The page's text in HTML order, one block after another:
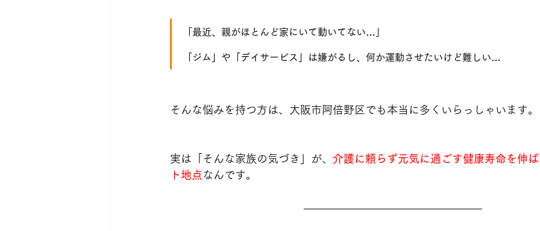
「最近、親がほとんど家にいて動いてない…」
「ジム」や「デイサービス」は嫌がるし、何か運動させたいけど難しい…
そんな悩みを持つ方は、大阪市阿倍野区でも本当に多くいらっしゃいます。
実は「そんな家族の気づき」が、 介護に頼らず元気に過ごす健康寿命を伸
ト地点 なんです。